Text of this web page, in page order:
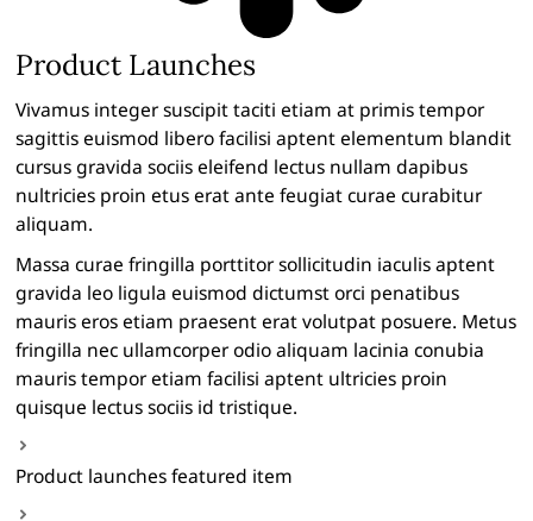
Product Launches
Vivamus integer suscipit taciti etiam at primis tempor
sagittis euismod libero facilisi aptent elementum blandit
cursus gravida sociis eleifend lectus nullam dapibus
nultricies proin etus erat ante feugiat curae curabitur
aliquam.
Massa curae fringilla porttitor sollicitudin iaculis aptent
gravida leo ligula euismod dictumst orci penatibus
mauris eros etiam praesent erat volutpat posuere. Metus
fringilla nec ullamcorper odio aliquam lacinia conubia
mauris tempor etiam facilisi aptent ultricies proin
quisque lectus sociis id tristique.
Product launches featured item